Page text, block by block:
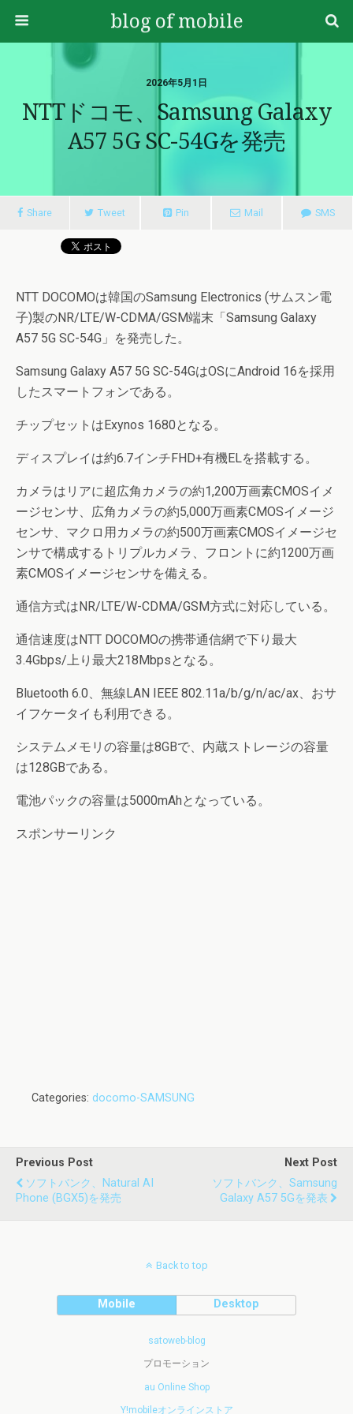
blog of mobile
2026年5月1日
NTTドコモ、Samsung Galaxy
A57 5G SC-54Gを発売
Share Tweet Pin Mail SMS
NTT DOCOMOは韓国のSamsung Electronics (サムスン電
子)製のNR/LTE/W-CDMA/GSM端末「Samsung Galaxy
A57 5G SC-54G」を発売した。
Samsung Galaxy A57 5G SC-54GはOSにAndroid 16を採用
したスマートフォンである。
チップセットはExynos 1680となる。
ディスプレイは約6.7インチFHD+有機ELを搭載する。
カメラはリアに超広角カメラの約1,200万画素CMOSイメ
ージセンサ、広角カメラの約5,000万画素CMOSイメージ
センサ、マクロ用カメラの約500万画素CMOSイメージセ
ンサで構成するトリプルカメラ、フロントに約1200万画
素CMOSイメージセンサを備える。
通信方式はNR/LTE/W-CDMA/GSM方式に対応している。
通信速度はNTT DOCOMOの携帯通信網で下り最大
3.4Gbps/上り最大218Mbpsとなる。
Bluetooth 6.0、無線LAN IEEE 802.11a/b/g/n/ac/ax、おサ
イフケータイも利用できる。
システムメモリの容量は8GBで、内蔵ストレージの容量
は128GBである。
電池パックの容量は5000mAhとなっている。
スポンサーリンク
Categories: docomo-SAMSUNG
Previous Post
ソフトバンク、Natural AI
Phone (BGX5)を発売
Next Post
ソフトバンク、Samsung
Galaxy A57 5Gを発表
Back to top
Mobile Desktop
satoweb-blog
プロモーション
au Online Shop
Y!mobileオンラインストア